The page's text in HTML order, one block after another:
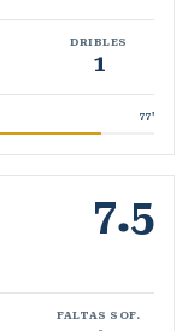
DRIBLES
1
77'
7.5
FALTAS SOF.